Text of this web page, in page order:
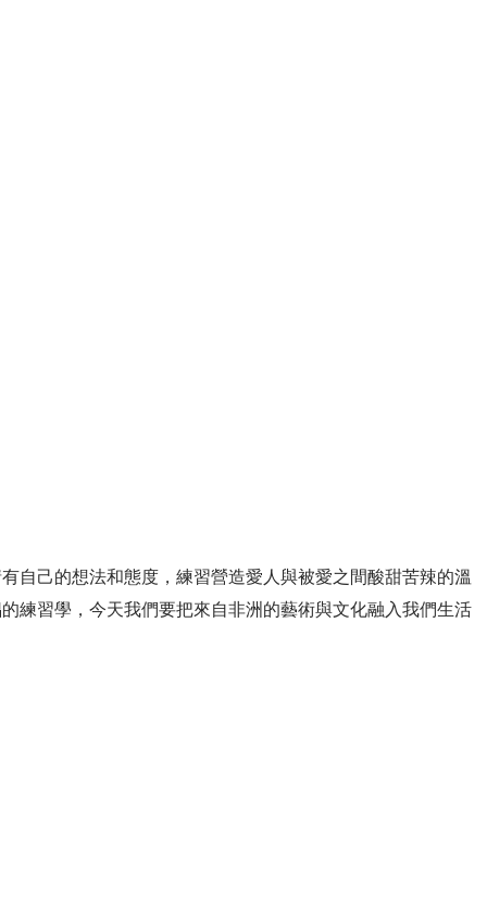
自己的想法和態度，練習營造愛人與被愛之間酸甜苦辣的溫
練習學，今天我們要把來自非洲的藝術與文化融入我們生活